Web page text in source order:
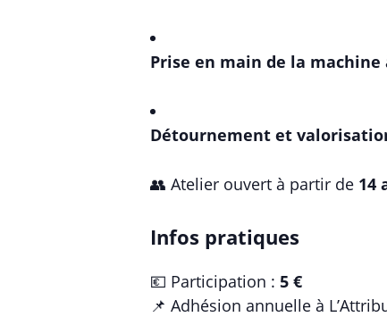
Prise en main de la machine
Détournement et
👥 Atelier ouvert à partir de 14
Infos pratiques
💶 Participation : 5 €
📌 Adhésion annuelle à